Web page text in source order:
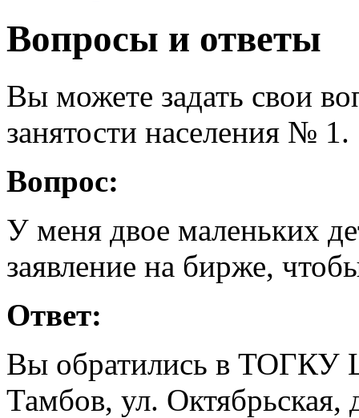
Вопросы и ответы
Вы можете задать свои
занятости населения № 1.
Вопрос:
У меня двое маленьких
заявление на бирже,
Ответ:
Вы обратились в ТОГКУ
Тамбов, ул. Октябрьская,